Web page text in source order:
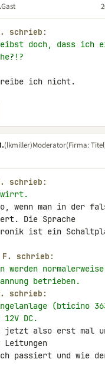
Gast
schrieb:
doch, dass ich
ich nicht.
(lkmiller)Moderator(Firma:
schrieb:
wenn man in der
Die Sprache
ist ein
F. schrieb:
werden
betrieben.
schrieb:
(bticino
DC.
jetzt also erst mal
Leitungen
passiert und wie